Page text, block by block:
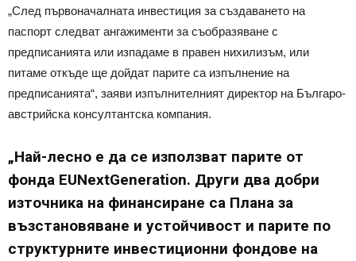
„След първоначалната инвестиция за създаването на
паспорт следват ангажименти за съобразяване с
предписанията или изпадаме в правен нихилизъм, или
питаме откъде ще дойдат парите са изпълнение на
предписанията“, заяви изпълнителният директор на Българо-
австрийска консултантска компания.
„Най-лесно е да се използват парите от
фонда EUNextGeneration. Други два добри
източника на финансиране са Плана за
възстановяване и устойчивост и парите по
структурните инвестиционни фондове на